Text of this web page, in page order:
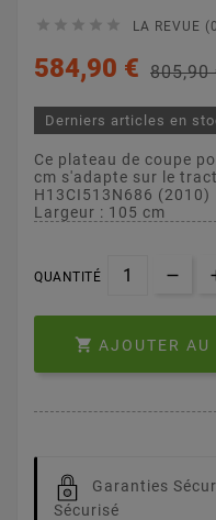
     LA REVUE
584,90 € 805,90
Derniers articles en
Ce plateau de coupe
cm s'adapte sur le
H13CI513N686 (2010)
Largeur : 105 cm
QUANTITÉ
 AJOUTER AU
Garanties
Sécurisé